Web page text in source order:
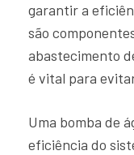
garantir a
são
abastecimento
é vital para
Uma bomba de
eficiência do